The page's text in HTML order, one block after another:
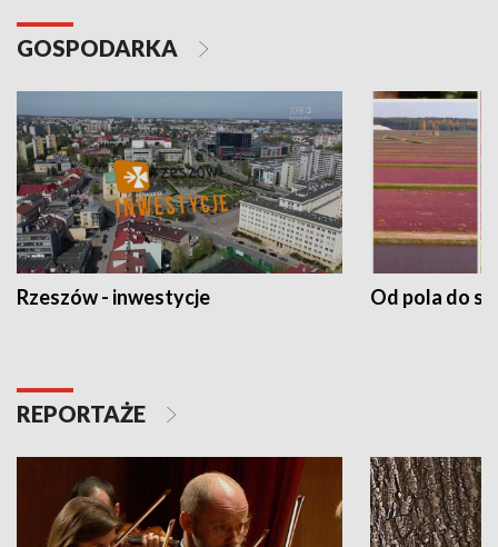
GOSPODARKA
Rzeszów - inwestycje Od pola do
REPORTAŻE